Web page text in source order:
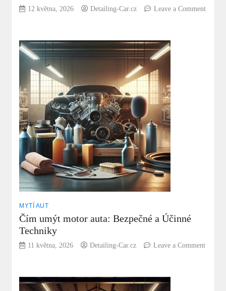
12 května, 2026 Detailing-Car.cz
Leave a Comment
umýt
auto
hagusy:
Speciální
Péče
o
Vaše
Střešní
Nosiče!
MYTÍ AUT
Čím umýt motor auta: Bezpečné a Účinné
Techniky
11 května, 2026 Detailing-Car.cz
Leave a Comment
umýt
motor